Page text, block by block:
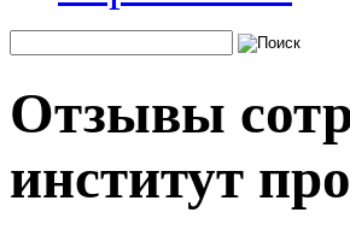
Отзывы
институт